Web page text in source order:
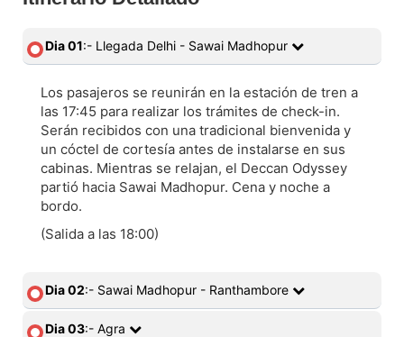
Dia 01:- Llegada Delhi - Sawai Madhopur
Los pasajeros se reunirán en la estación de tren a
las 17:45 para realizar los trámites de check-in.
Serán recibidos con una tradicional bienvenida y
un cóctel de cortesía antes de instalarse en sus
cabinas. Mientras se relajan, el Deccan Odyssey
partió hacia Sawai Madhopur. Cena y noche a
bordo.
(Salida a las 18:00)
Dia 02:- Sawai Madhopur - Ranthambore
Dia 03:- Agra